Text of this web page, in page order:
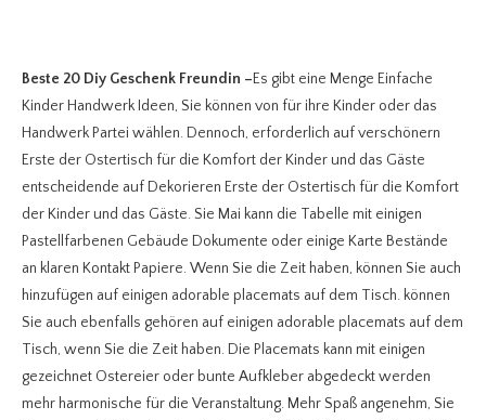
Beste 20 Diy Geschenk Freundin –Es gibt eine Menge Einfache
Kinder Handwerk Ideen, Sie können von für ihre Kinder oder das
Handwerk Partei wählen. Dennoch, erforderlich auf verschönern
Erste der Ostertisch für die Komfort der Kinder und das Gäste
entscheidende auf Dekorieren Erste der Ostertisch für die Komfort
der Kinder und das Gäste. Sie Mai kann die Tabelle mit einigen
Pastellfarbenen Gebäude Dokumente oder einige Karte Bestände
an klaren Kontakt Papiere. Wenn Sie die Zeit haben, können Sie auch
hinzufügen auf einigen adorable placemats auf dem Tisch. können
Sie auch ebenfalls gehören auf einigen adorable placemats auf dem
Tisch, wenn Sie die Zeit haben. Die Placemats kann mit einigen
gezeichnet Ostereier oder bunte Aufkleber abgedeckt werden
mehr harmonische für die Veranstaltung. Mehr Spaß angenehm, Sie